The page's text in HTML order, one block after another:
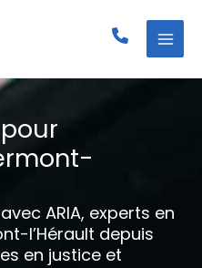
ARIA, experts en
l’Hérault depuis
en justice et